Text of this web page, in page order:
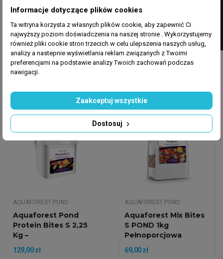
Aquaforest Mix Bites
S POND 2,25 Kg –
Wieloskładnikowy...
120,00 zł
Dodaj do koszyka
Aquaforest Mix Bites
M POND 2,25 Kg –
Wieloskładnikowy...
120,00 zł
Dodaj do koszyka
Wysyłka w 24h
AQUAFOREST POND
Aquaforest Pond
Protein Bites S 2,25
Kg –
Wysokobiałkowy...
129,00 zł
Wysyłka w 24h
Nowy
AQUAFOREST POND
Aquaforest Mix Bites
S POND 1kg
Pełnoporcjowa
Karma...
69,00 zł
Informacje dotyczące plików cookies
Ta witryna korzysta z własnych plików cookie, aby zapewnić Ci
najwyższy poziom doświadczenia na naszej stronie . Wykorzystujemy
również pliki cookie stron trzecich w celu ulepszenia naszych usług,
analizy a nastepnie wyświetlania reklam związanych z Twoimi
preferencjami na podstawie analizy Twoich zachowań podczas
nawigacji.
Dostosuj
Zaakceptuj wszystkie